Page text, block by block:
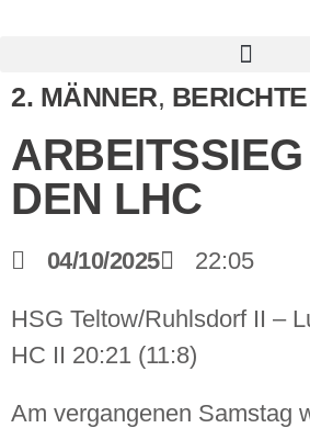
2. MÄNNER, BERICHTE
DEN LHC
04/10/2025 22:05
HSG Teltow/Ruhlsdorf II –
HC II 20:21 (11:8)
Am vergangenen Samstag